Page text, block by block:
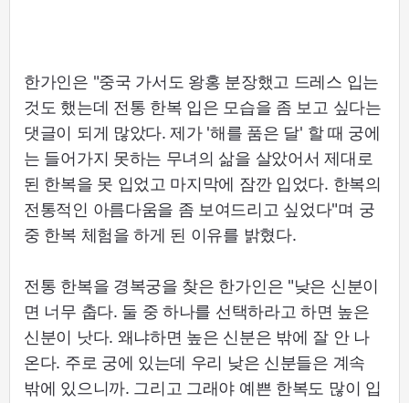
한가인은 "중국 가서도 왕홍 분장했고 드레스 입는
것도 했는데 전통 한복 입은 모습을 좀 보고 싶다는
댓글이 되게 많았다. 제가 '해를 품은 달' 할 때 궁에
는 들어가지 못하는 무녀의 삶을 살았어서 제대로
된 한복을 못 입었고 마지막에 잠깐 입었다. 한복의
전통적인 아름다움을 좀 보여드리고 싶었다"며 궁
중 한복 체험을 하게 된 이유를 밝혔다.
전통 한복을 경복궁을 찾은 한가인은 "낮은 신분이
면 너무 춥다. 둘 중 하나를 선택하라고 하면 높은
신분이 낫다. 왜냐하면 높은 신분은 밖에 잘 안 나
온다. 주로 궁에 있는데 우리 낮은 신분들은 계속
밖에 있으니까. 그리고 그래야 예쁜 한복도 많이 입